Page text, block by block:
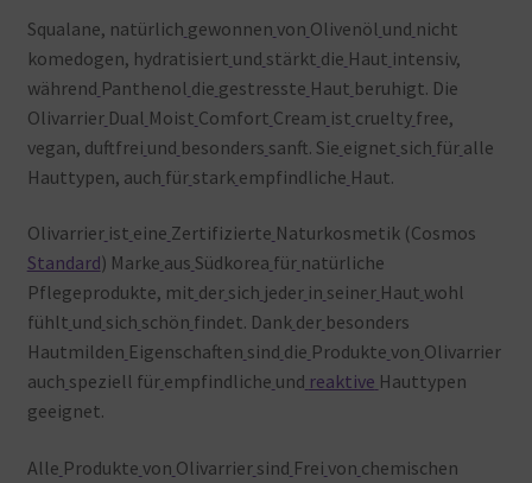
Squalane, natürlich gewonnen von Olivenöl und nicht
komedogen, hydratisiert und stärkt die Haut intensiv,
während Panthenol die gestresste Haut beruhigt. Die
Olivarrier Dual Moist Comfort Cream ist cruelty free,
vegan, duftfrei und besonders sanft. Sie eignet sich für alle
Hauttypen, auch für stark empfindliche Haut.
Olivarrier ist eine Zertifizierte Naturkosmetik (Cosmos
Standard) Marke aus Südkorea für natürliche
Pflegeprodukte, mit der sich jeder in seiner Haut wohl
fühlt und sich schön findet. Dank der besonders
Hautmilden Eigenschaften sind die Produkte von Olivarrier
auch speziell für empfindliche und reaktive Hauttypen
geeignet.
Alle Produkte von Olivarrier sind Frei von chemischen